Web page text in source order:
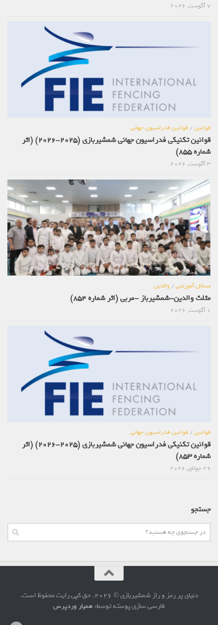
7 آگوست, 2026
قوانین/ قوانین فدراسیون جهانی
قوانین تکنیکی فدراسیون جهانی شمشیربازی (2025-2026) (اثر
شماره 855)
3 آگوست, 2026
مسائل آموزشی/ والدین
مثلث والدین-شمشیرباز -مربی (اثر شماره 854)
1 آگوست, 2026
قوانین/ قوانین فدراسیون جهانی
قوانین تکنیکی فدراسیون جهانی شمشیربازی (2025-2026) (اثر
شماره 853)
29 جولای, 2026
جستجو
دنیای پر رمز و راز شمشیربازی © 2026. حق کپی رایت محفوظ است.
فارسی سازی پوسته توسط: همیار وردپرس